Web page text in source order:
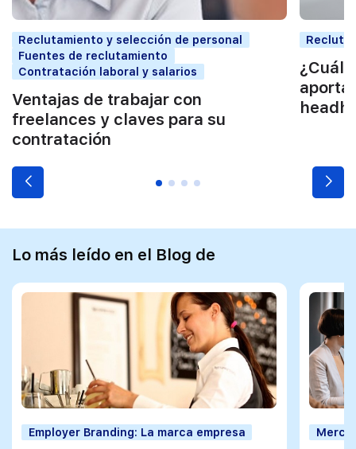
Reclutamiento y selección de personal
Fuentes de reclutamiento
Contratación laboral y salarios
Ventajas de trabajar con
freelances y claves para su
contratación
Lo más leído en el Blog de
Employer Branding: La marca empresa